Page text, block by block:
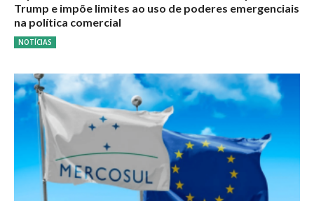
Trump e impõe limites ao uso de poderes emergenciais
na política comercial
NOTÍCIAS